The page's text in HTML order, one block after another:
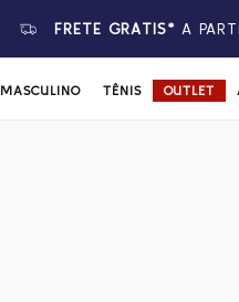
FRETE GRÁTIS* A
MASCULINO TÊNIS OUTLET